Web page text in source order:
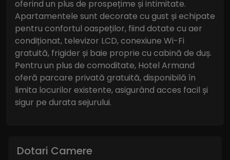
oferind un plus de prospețime și intimitate.
Apartamentele sunt decorate cu gust și echipate
pentru confortul oaspeților, fiind dotate cu aer
condiționat, televizor LCD, conexiune Wi-Fi
gratuită, frigider și baie proprie cu cabină de duș.
Pentru un plus de comoditate, Hotel Armand
oferă parcare privată gratuită, disponibilă în
limita locurilor existente, asigurând acces facil și
sigur pe durata sejurului.
Dotari Camere